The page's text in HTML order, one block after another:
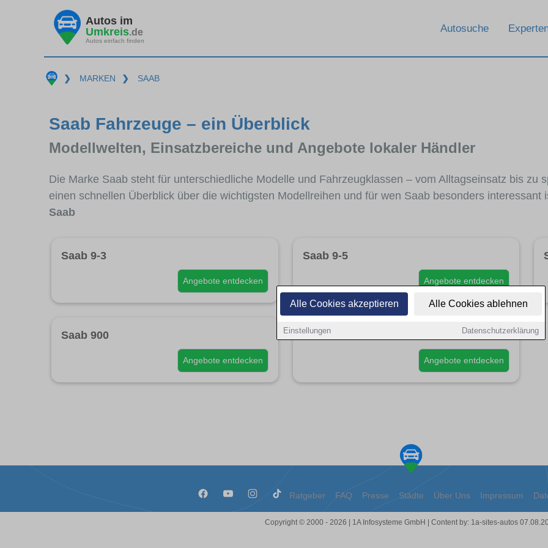
Alle Cookies akzeptieren Alle Cookies ablehnen
Einstellungen Datenschutzerklärung
Autos im
Umkreis.de
Autos einfach finden
Autosuche
❯ MARKEN ❯ SAAB
Saab Fahrzeuge – ein Überblick
Modellwelten, Einsatzbereiche und Angebote lokaler Händler
Die Marke Saab steht für unterschiedliche Modelle und Fahrzeugklassen – vom Alltagseinsatz bis zu
einen schnellen Überblick über die wichtigsten Modellreihen und für wen Saab besonders
Saab
Saab 9-3
Angebote entdecken
Saab 9-5
Angebote entdecken
Saab 900
Angebote entdecken
Saab 99
Angebote entdecken
Ratgeber FAQ Presse Städte Über Uns Impressum
Copyright © 2000 - 2026 | 1A Infosysteme GmbH | Content by: 1a-sites-autos